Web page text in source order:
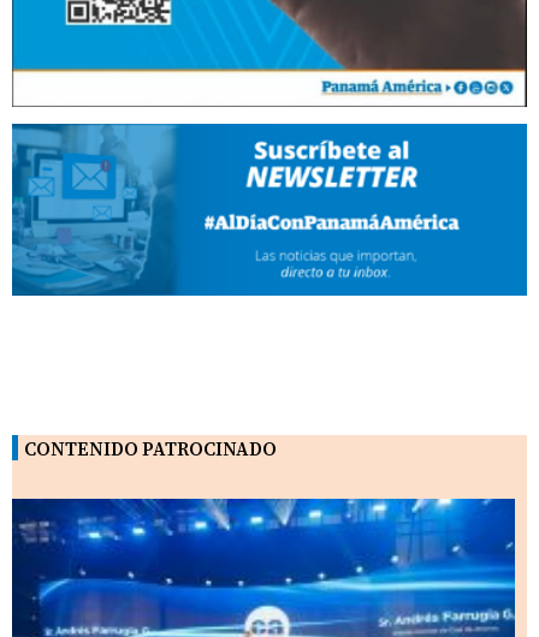
CONTENIDO PATROCINADO